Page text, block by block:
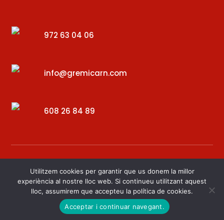
972 63 04 06
info@gremicarn.com
608 26 84 89
Desenvolupat per – Digital34
Utilitzem cookies per garantir que us donem la millor
experiència al nostre lloc web. Si continueu utilitzant aquest
lloc, assumirem que accepteu la política de cookies.
Acceptar i continuar navegant.